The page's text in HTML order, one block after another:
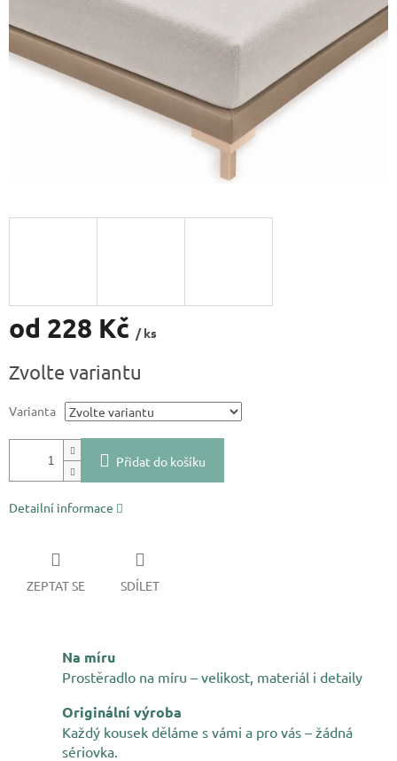
od 228 Kč / ks
cena:
Zvolte variantu
Varianta
Přidat do košíku
Detailní informace
ZEPTAT SE SDÍLET
Na míru
Prostěradlo na míru – velikost, materiál i detaily
Originální výroba
Každý kousek děláme s vámi a pro vás – žádná
sériovka.